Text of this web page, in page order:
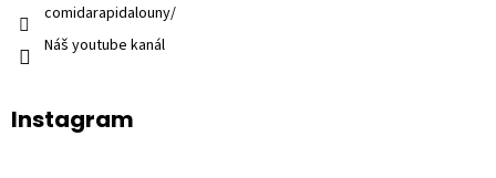
comidarapidalouny/
Náš youtube kanál
Instagram